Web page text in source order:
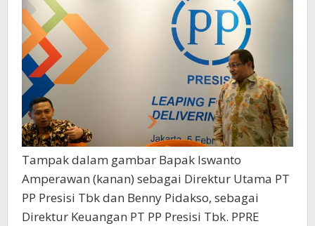
Tampak dalam gambar Bapak Iswanto
Amperawan (kanan) sebagai Direktur Utama PT
PP Presisi Tbk dan Benny Pidakso, sebagai
Direktur Keuangan PT PP Presisi Tbk. PPRE